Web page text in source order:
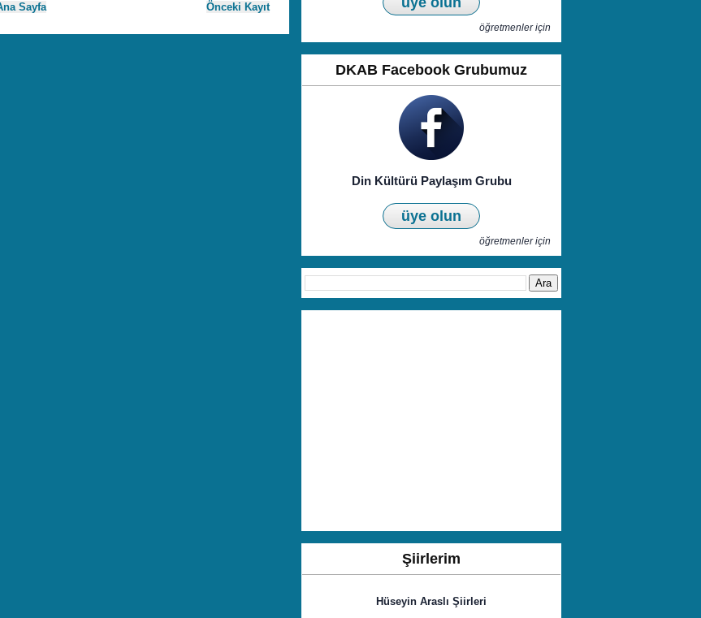
Önceki Kayıt
Sayfa
öğretmenler için
DKAB Facebook Grubumuz
Din Kültürü Paylaşım Grubu
üye olun
öğretmenler için
Şiirlerim
Hüseyin Araslı Şiirleri